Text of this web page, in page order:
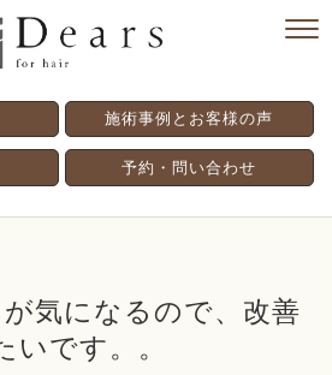
施術事例とお客様の声
予約・問い合わせ
いです。。